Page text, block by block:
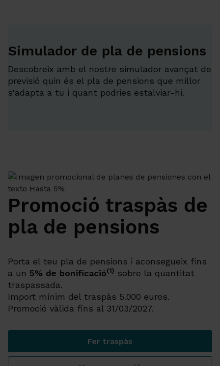
Simulador de pla de pensions
Descobreix amb el nostre simulador avançat de
previsió quin és el pla de pensions que millor
s'adapta a tu i quant podries estalviar-hi.
Promoció traspàs de
pla de pensions
Porta el teu pla de pensions i aconsegueix fins
a un 5% de bonificació(1) sobre la quantitat
traspassada.
Import mínim del traspàs 5.000 euros.
Promoció vàlida fins al 31/03/2027.
Fer traspàsPromoció traspàs de pla de